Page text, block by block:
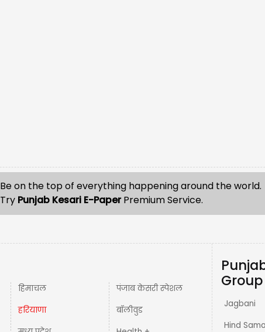
Be on the top of everything happening around the world.
Try Punjab Kesari E-PaperPremium Service.
हिमाचल
हरियाणा
पंजाब केसरी स्पेशल
बॉलीवुड
Group
Jagbani
Hind